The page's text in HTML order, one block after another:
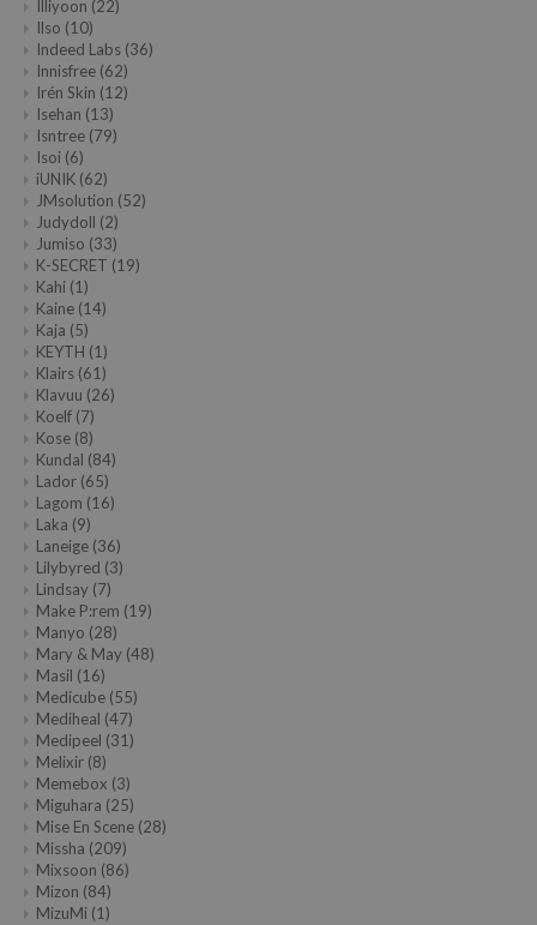
Illiyoon (22)
Ilso (10)
Indeed Labs (36)
Innisfree (62)
Irén Skin (12)
Isehan (13)
Isntree (79)
Isoi (6)
iUNIK (62)
JMsolution (52)
Judydoll (2)
Jumiso (33)
K-SECRET (19)
Kahi (1)
Kaine (14)
Kaja (5)
KEYTH (1)
Klairs (61)
Klavuu (26)
Koelf (7)
Kose (8)
Kundal (84)
Lador (65)
Lagom (16)
Laka (9)
Laneige (36)
Lilybyred (3)
Lindsay (7)
Make P:rem (19)
Manyo (28)
Mary & May (48)
Masil (16)
Medicube (55)
Mediheal (47)
Medipeel (31)
Melixir (8)
Memebox (3)
Miguhara (25)
Mise En Scene (28)
Missha (209)
Mixsoon (86)
Mizon (84)
MizuMi (1)